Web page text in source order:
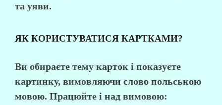
та уяви.
ЯК КОРИСТУВАТИСЯ КАРТКАМИ?
Ви обираєте тему карток і показуєте
картинку, вимовляючи слово польською
мовою. Працюйте і над вимовою: